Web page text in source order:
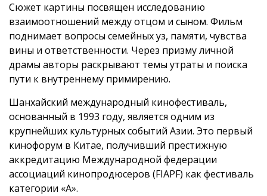
Сюжет картины посвящен исследованию
взаимоотношений между отцом и сыном. Фильм
поднимает вопросы семейных уз, памяти, чувства
вины и ответственности. Через призму личной
драмы авторы раскрывают темы утраты и поиска
пути к внутреннему примирению.
Шанхайский международный кинофестиваль,
основанный в 1993 году, является одним из
крупнейших культурных событий Азии. Это первый
кинофорум в Китае, получивший престижную
аккредитацию Международной федерации
ассоциаций кинопродюсеров (FIAPF) как фестиваль
категории «А».